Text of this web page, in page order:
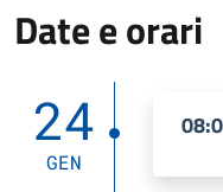
Date e orari
24
GEN